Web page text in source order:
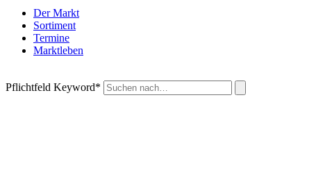
Der Markt
Sortiment
Termine
Marktleben
Pflichtfeld Keyword*